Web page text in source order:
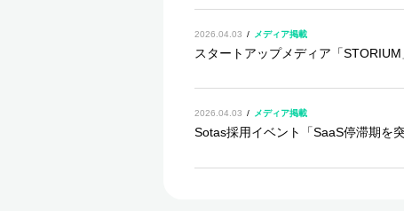
2026.04.03 メディア掲載
スタートアップメディア「
2026.04.03 メディア掲載
Sotas採用イベント「SaaS停滞期を